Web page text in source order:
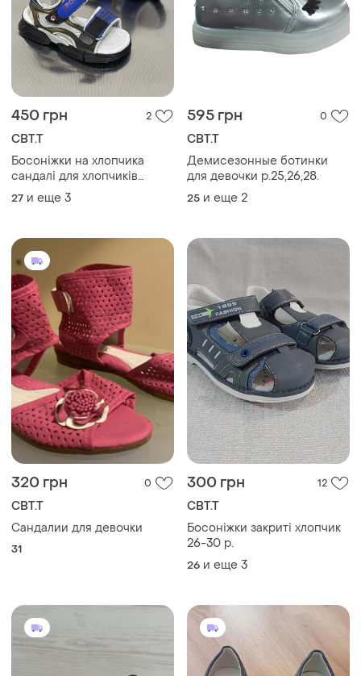
450 грн 2
СВТ.Т
Босоніжки на хлопчика
сандалі для хлопчиків
сандалії дитячі сандалики
27 и еще 3
595 грн 0
СВТ.Т
Демисезонные ботинки
для девочки р.25,26,28.
25 и еще 2
320 грн 0
СВТ.Т
Сандалии для девочки
31
300 грн 12
СВТ.Т
Босоніжки закриті хлопчик
26-30 р.
26 и еще 3